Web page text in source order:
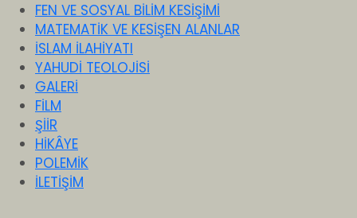
FEN VE SOSYAL BİLİM KESİŞİMİ
MATEMATİK VE KESİŞEN ALANLAR
İSLAM İLAHİYATI
YAHUDİ TEOLOJİSİ
GALERİ
FİLM
ŞİİR
HİKÂYE
POLEMİK
İLETİŞİM